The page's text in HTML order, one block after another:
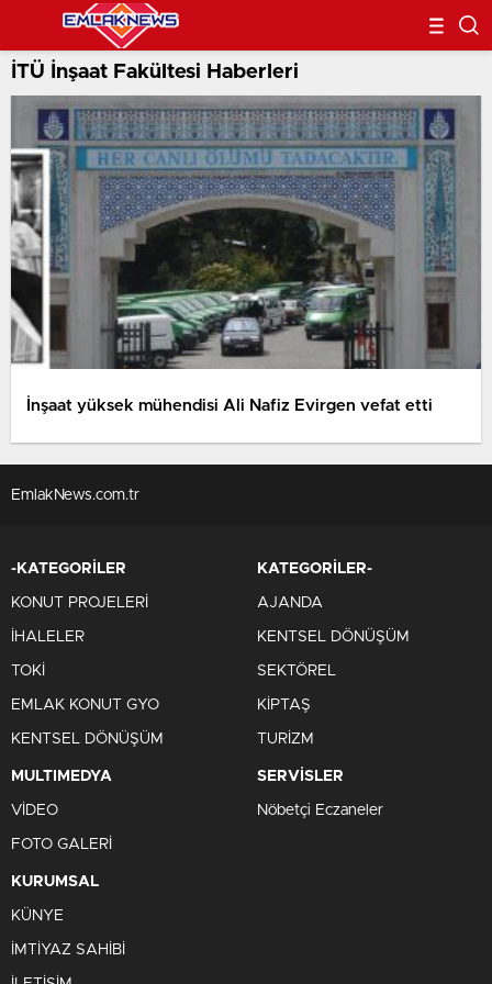
İTÜ İnşaat Fakültesi Haberleri
İnşaat yüksek mühendisi Ali Nafiz Evirgen vefat etti
EmlakNews.com.tr
-KATEGORİLER
KONUT PROJELERİ
İHALELER
TOKİ
EMLAK KONUT GYO
KENTSEL DÖNÜŞÜM
KATEGORİLER-
AJANDA
KENTSEL DÖNÜŞÜM
SEKTÖREL
KİPTAŞ
TURİZM
MULTIMEDYA
VİDEO
FOTO GALERİ
SERVİSLER
Nöbetçi Eczaneler
KURUMSAL
KÜNYE
İMTİYAZ SAHİBİ